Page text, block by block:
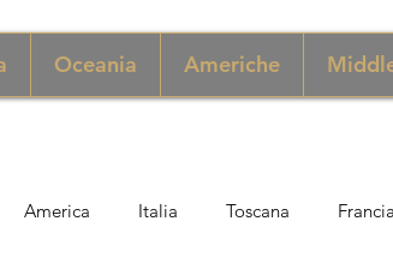
Oceania Americhe
America Italia Toscana Francia